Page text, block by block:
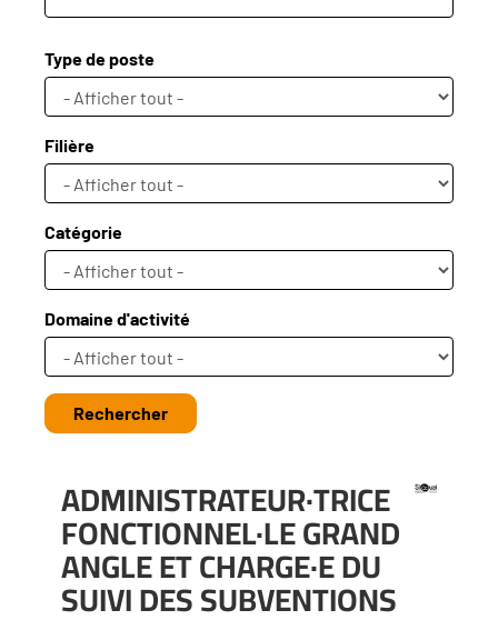
Type de poste
Filière
Catégorie
Domaine d'activité
Rechercher
ADMINISTRATEUR·TRICE
FONCTIONNEL·LE GRAND
ANGLE ET CHARGE·E DU
SUIVI DES SUBVENTIONS
(Nouvelle
fenêtre)